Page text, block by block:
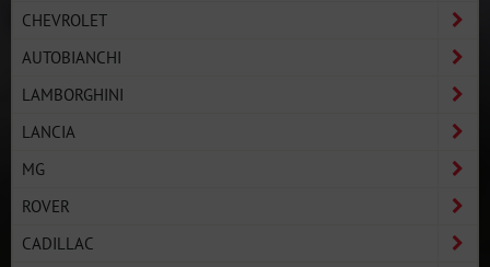
CHEVROLET
AUTOBIANCHI
LAMBORGHINI
LANCIA
MG
ROVER
CADILLAC